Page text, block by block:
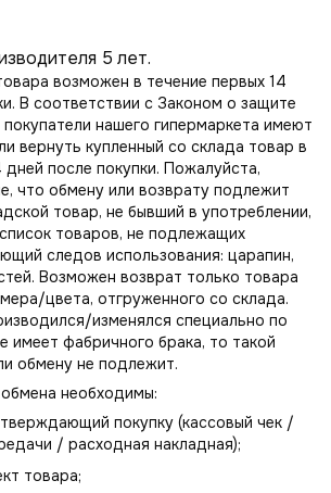
5 лет.
возможен в течение первых 14
В соответствии с Законом о защите
нашего гипермаркета имеют
вернуть купленный со склада товар в
дней после покупки. Пожалуйста,
что обмену или возврату подлежит
товар, не бывший в употреблении,
список товаров, не подлежащих
следов использования: царапин,
Возможен возврат только товара
цвета, отгруженного со склада.
изменялся специально по
имеет фабричного брака, то такой
обмену не подлежит.
необходимы:
покупку (кассовый чек /
/ расходная накладная);
товара;